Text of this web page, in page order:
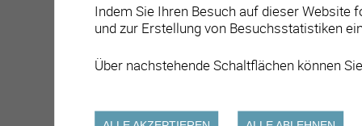
Indem Sie Ihren Besuch auf dieser Website
und zur Erstellung von Besuchsstatistiken
Über nachstehende Schaltflächen können